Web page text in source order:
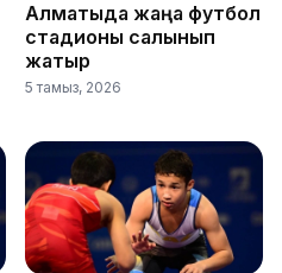
Алматыда жаңа футбол
стадионы салынып
жатыр
5 тамыз, 2026